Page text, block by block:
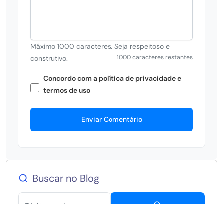
Máximo 1000 caracteres. Seja respeitoso e
construtivo.
1000 caracteres restantes
Concordo com a política de privacidade e
termos de uso
Enviar Comentário
Buscar no Blog